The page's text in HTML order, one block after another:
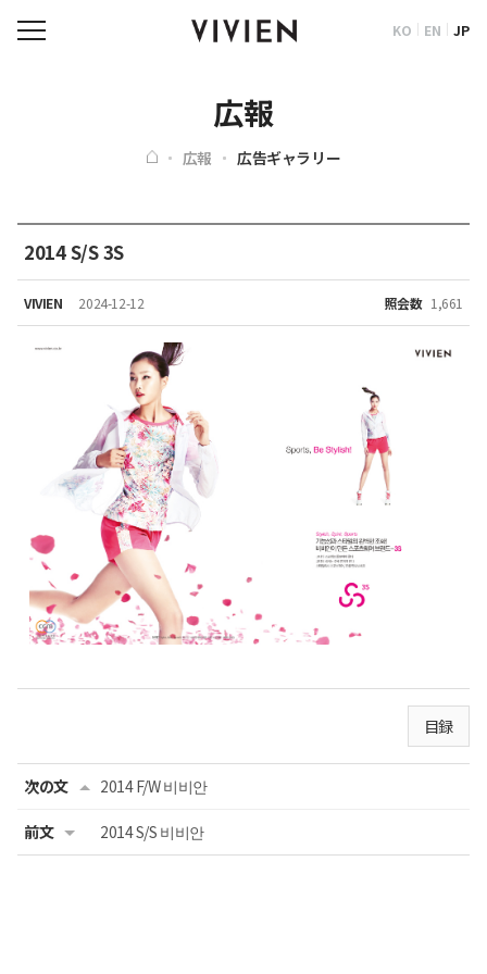
KO EN JP
広報
広報 広告ギャラリー
2014 S/S 3S
VIVIEN 2024-12-12 照会数 1,661
目録
次の文 2014 F/W 비비안
前文 2014 S/S 비비안